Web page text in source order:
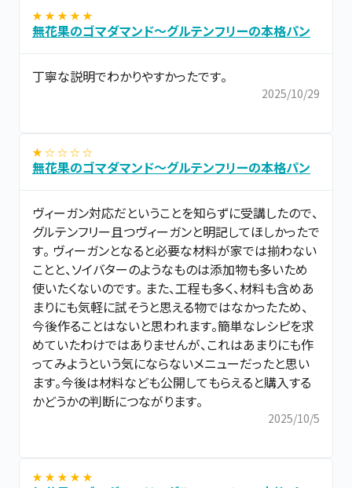
★ ★ ★ ★ ★
無花果のゴマダマンド～グルテンフリーの本格パン
丁寧な説明でわかりやすかったです。
2025/10/29
★ ☆ ☆ ☆ ☆
無花果のゴマダマンド～グルテンフリーの本格パン
ヴィーガン対応だということを知らずに受講したので、
グルテンフリー且つヴィーガンと明記してほしかったで
す。 ヴィーガンとなると必要な材料が家では揃わない
ことと、ソイバターのようなものは添加物も多いため
使いたくないのです。 また、工程も多く、材料も含めあ
まりにも気軽に試そうと思える物ではなかったため、
今後作ることはないと思われます。簡単なレシピを求
めていたわけではありませんが、これはあまりにも作
ってみようという気にならないメニューだったと思い
ます。今後は材料なども公開してもらえると購入する
かどうかの判断につながります。
2025/10/5
★ ★ ★ ★ ★